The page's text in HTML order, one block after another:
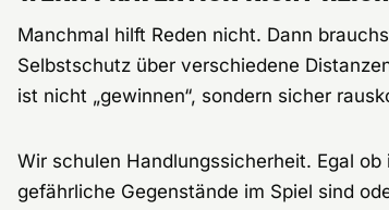
Manchmal hilft Reden nicht. Dann
Selbstschutz über verschiedene
ist nicht „gewinnen“, sondern sicher
Wir schulen Handlungssicherheit. Egal
gefährliche Gegenstände im Spiel sind